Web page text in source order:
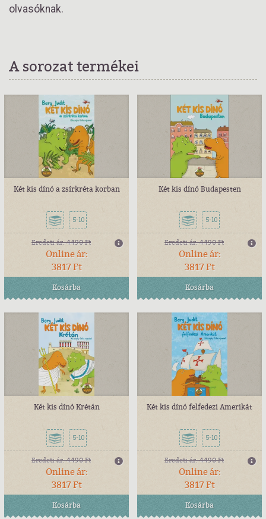
olvasóknak.
A sorozat termékei
Két kis dínó a zsírkréta korban
5-10
Eredeti ár:4490 Ft
Online ár:
3817 Ft
Kosárba
Két kis dínó Budapesten
5-10
Eredeti ár:4490 Ft
Online ár:
3817 Ft
Kosárba
Két kis dínó Krétán
5-10
Eredeti ár:4490 Ft
Online ár:
3817 Ft
Kosárba
Két kis dínó felfedezi Amerikát
5-10
Eredeti ár:4490 Ft
Online ár:
3817 Ft
Kosárba